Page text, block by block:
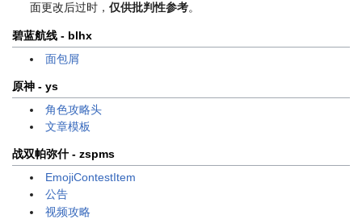
面更改后过时 ，仅供批判性参考。
碧蓝航线 - blhx
面包屑
原神 - ys
角色攻略头
文章模板
战双帕弥什 - zspms
EmojiContestItem
公告
视频攻略